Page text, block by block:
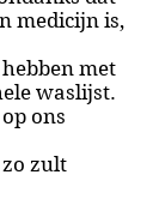
medicijn is,
met
waslijst.
ons
zult